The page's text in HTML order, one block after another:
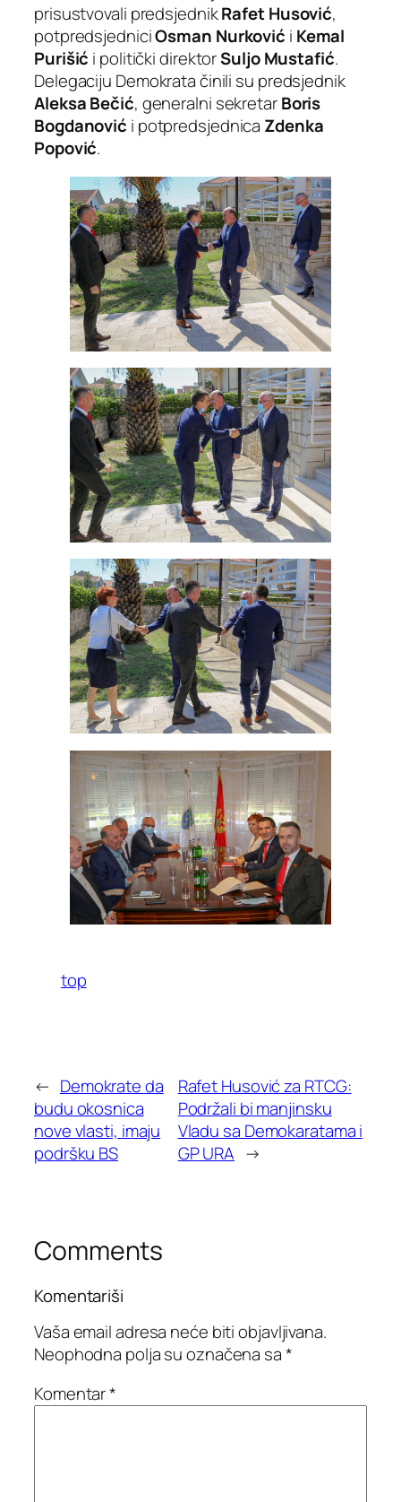
prisustvovali predsjednikRafet Husović,
potpredsjedniciOsman Nurković i Kemal
Purišić i politički direktorSuljo Mustafić.
Delegaciju Demokrata činili su predsjednik
Aleksa Bečić, generalni sekretarBoris
Bogdanović i potpredsjednica Zdenka
Popović.
top
← Demokrate da
budu okosnica
nove vlasti, imaju
podršku BS
Rafet Husović za RTCG:
Podržali bi manjinsku
Vladu sa Demokaratama i
GP URA →
Comments
Komentariši
Vaša email adresa neće biti objavljivana.
Neophodna polja su označena sa*
Komentar*